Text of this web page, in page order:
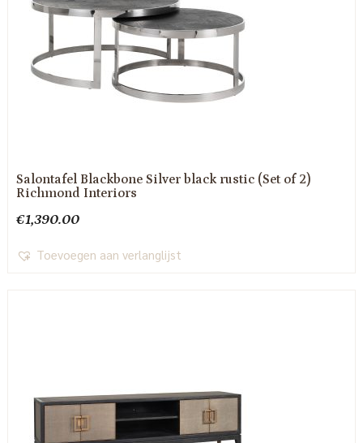
Salontafel Blackbone Silver black rustic (Set of 2)
Richmond Interiors
€1,390.00
Toevoegen aan verlanglijst